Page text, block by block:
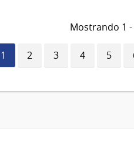
Mostrando 1
Página
actual
1 Página
2 Página
3 Página
4 5